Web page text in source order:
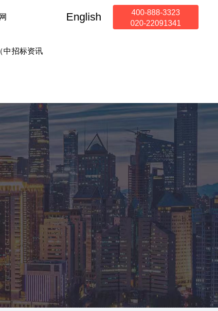
中招标资讯
English
400-888-3323
020-22091341